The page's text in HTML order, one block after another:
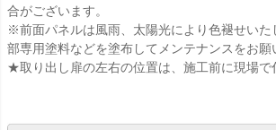
合がございます。
※前面パネルは風雨、太陽光により色褪せいた
部専用塗料などを塗布してメンテナンスをお願
★取り出し扉の左右の位置は、施工前に現場で